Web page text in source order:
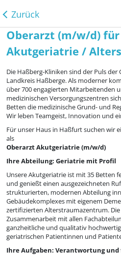
Zurück
Oberarzt (m/w/d)
Akutgeriatrie /
Die Haßberg-Kliniken sind der Puls
Landkreis Haßberge. Als moderner
über 700 engagierten Mitarbeitenden
medizinischen Versorgungszentren
Betten die medizinische Grund- und
Wir leben Teamgeist, Innovation und
Für unser Haus in Haßfurt suchen wir
als
Oberarzt Akutgeriatrie (m/w/d)
Ihre Abteilung: Geriatrie mit Profil
Unsere Akutgeriatrie ist mit 35 Betten
und genießt einen ausgezeichneten
strukturierten, modernen Abteilung
Gebäudekomplexes mit eigenem
zertifizierten Alterstraumazentrum.
Zusammenarbeit mit allen
ganzheitliche und qualitativ
geriatrischen Patientinnen und
Ihre Aufgaben: Verantwortung und